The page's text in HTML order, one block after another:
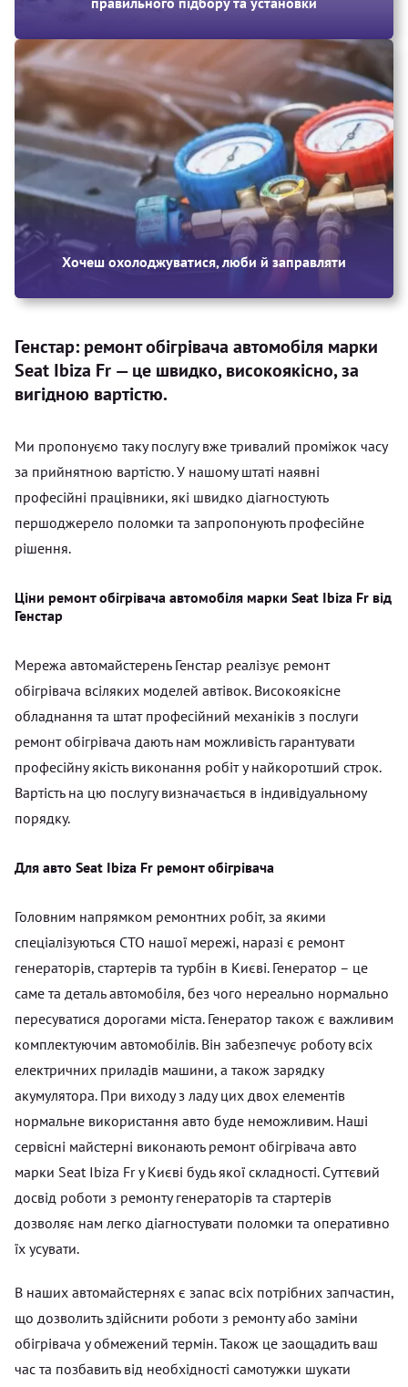
Хочеш охолоджуватися, люби й заправляти
Генстар: ремонт обігрівача автомобіля марки
Seat Ibiza Fr — це швидко, високоякісно, за
вигідною вартістю.
Ми пропонуємо таку послугу вже тривалий проміжок часу
за прийнятною вартістю. У нашому штаті наявні
професійні працівники, які швидко діагностують
першоджерело поломки та запропонують професійне
рішення.
Ціни ремонт обігрівача автомобіля марки Seat Ibiza Fr від
Генстар
Мережа автомайстерень Генстар реалізує ремонт
обігрівача всіляких моделей автівок. Високоякісне
обладнання та штат професійний механіків з послуги
ремонт обігрівача дають нам можливість гарантувати
професійну якість виконання робіт у найкоротший строк.
Вартість на цю послугу визначається в індивідуальному
порядку.
Для авто Seat Ibiza Fr ремонт обігрівача
Головним напрямком ремонтних робіт, за якими
спеціалізуються СТО нашої мережі, наразі є ремонт
генераторів, стартерів та турбін в Києві. Генератор – це
саме та деталь автомобіля, без чого нереально нормально
пересуватися дорогами міста. Генератор також є важливим
комплектуючим автомобілів. Він забезпечує роботу всіх
електричних приладів машини, а також зарядку
акумулятора. При виходу з ладу цих двох елементів
нормальне використання авто буде неможливим. Наші
сервісні майстерні виконають ремонт обігрівача авто
марки Seat Ibiza Fr у Києві будь якої складності. Суттєвий
досвід роботи з ремонту генераторів та стартерів
дозволяє нам легко діагностувати поломки та оперативно
їх усувати.
В наших автомайстернях є запас всіх потрібних запчастин,
що дозволить здійснити роботи з ремонту або заміни
обігрівача у обмежений термін. Також це заощадить ваш
час та позбавить від необхідності самотужки шукати